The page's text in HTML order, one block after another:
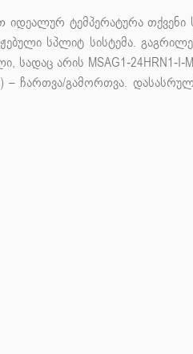
იდეალურ ტემპერატურა თქვენი
სპლიტ სისტემა.
სადაც არის MSAG1-24HRN1-
– ჩართვა/გამორთვა.